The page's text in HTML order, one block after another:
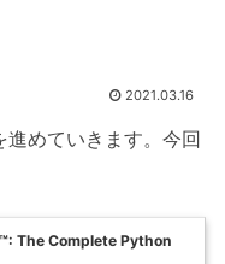
2021.03.16
めていきます。今回
The Complete Python